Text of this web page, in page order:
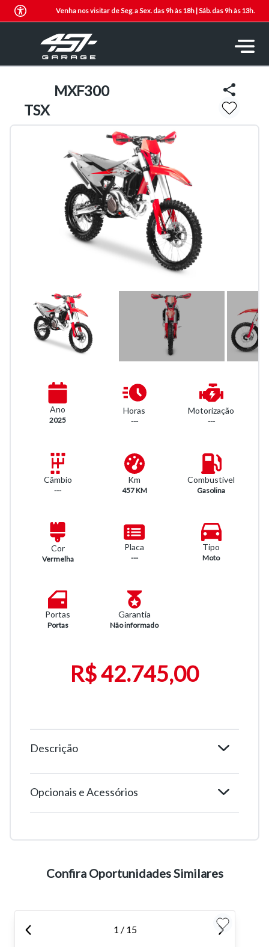
Venha nos visitar de Seg. a Sex. das 9h às 18h | Sáb. das 9h às 13h.
MXF300
TSX
Ano
2025
Horas
---
Motorização
---
Câmbio
---
Km
457 KM
Combustível
Gasolina
Cor
Vermelha
Placa
---
Tipo
Moto
Portas
Portas
Garantia
Não informado
R$ 42.745,00
Descrição
Opcionais e Acessórios
Confira Oportunidades Similares
1 / 15